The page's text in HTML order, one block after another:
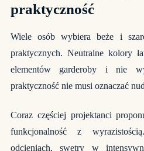
praktyczność
Wiele osób wybiera beże i
praktycznych. Neutralne kolory
elementów garderoby i nie
praktyczność nie musi oznaczać
Coraz częściej projektanci
funkcjonalność z
odcieniach, swetry w